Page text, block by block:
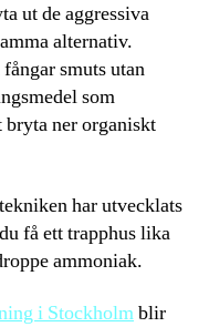
ut de aggressiva
alternativ.
smuts utan
som
bryta ner organiskt
har utvecklats
få ett trapphus lika
ammoniak.
i Stockholmblir